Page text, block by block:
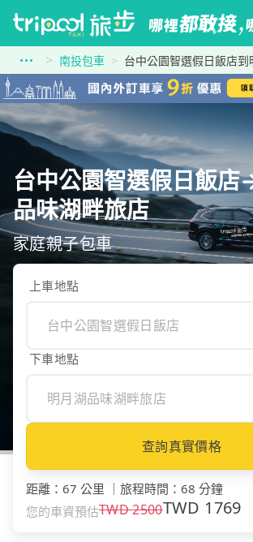
南投包車 台中公園智選假日飯店到
台中公園智選假日飯
品味湖畔旅店
家庭親子包車
上車地點
下車地點
查詢真實價格
距離 ： 67 公里 旅程時間 ： 68 分鐘
您的車資預估TWD2500TWD 1769